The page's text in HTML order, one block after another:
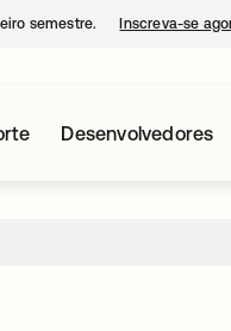
semestre. Inscreva-se
Desenvolvedores